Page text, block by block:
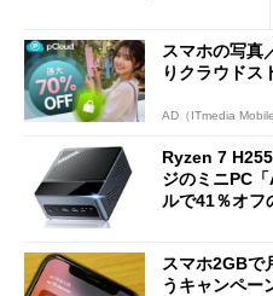
スマホの写真
りクラウドス
AD（ITmedia Mobile
Ryzen 7
ジのミニPC
ルで41％オフ
スマホ2GBで
うキャンペー